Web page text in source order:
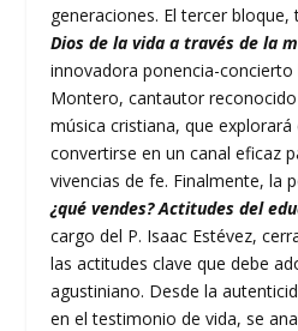
generaciones. El tercer
Dios de la vida a través de la
innovadora ponencia-
Montero, cantautor
música cristiana, que
convertirse en un canal eficaz
vivencias de fe. Finalmente, la
¿qué vendes? Actitudes del
cargo del P. Isaac Estévez,
las actitudes clave que debe
agustiniano. Desde la
en el testimonio de vida, se